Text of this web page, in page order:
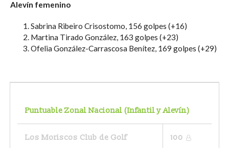
Alevín femenino
Sabrina Ribeiro Crisostomo, 156 golpes (+16)
Martina Tirado González, 163 golpes (+23)
Ofelia González-Carrascosa Benítez, 169 golpes (+29)
Puntuable Zonal Nacional (Infantil y Alevín)
Los Moriscos Club de Golf 100